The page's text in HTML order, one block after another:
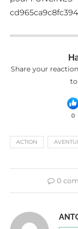
Share your
0
ACTION
0